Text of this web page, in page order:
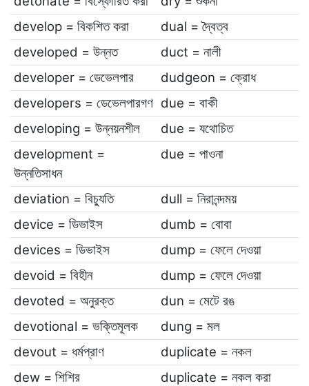
develop = বিকশিত করা
dual = দ্বৈত্ব
developed = উন্নত
duct = নালী
developer = ডেভেলপার
dudgeon = ক্রোধ
developers = ডেভেলপারগণ due = বাকী
developing = উন্নয়নশীল
due = যথোচিত
development =
উন্নতিসাধন
due = পাওনা
deviation = বিচ্যুতি
dull = নিরানন্দময়
device = ডিভাইস
dumb = বোবা
devices = ডিভাইস
dump = ফেলে দেওয়া
devoid = বিহীন
dump = ফেলে দেওয়া
devoted = অনুরক্ত
dun = মেটে রঙ
devotional = ভক্তিমূলক
dung = মল
devout = ধর্মপ্রাণ
duplicate = নকল
dew = শিশির
duplicate = নকল করা